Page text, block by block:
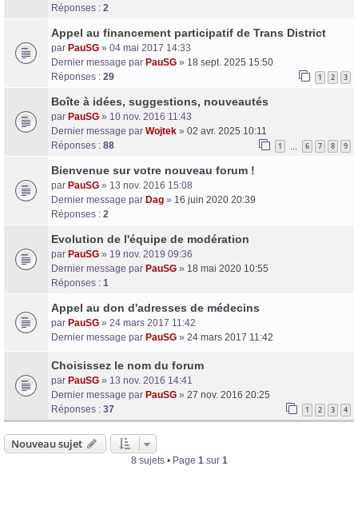
Réponses : 2
Appel au financement participatif de Trans District
par PauSG » 04 mai 2017 14:33
Dernier message par PauSG » 18 sept. 2025 15:50
Réponses : 29 1 2 3
Boîte à idées, suggestions, nouveautés
par PauSG » 10 nov. 2016 11:43
Dernier message par Wojtek » 02 avr. 2025 10:11
Réponses : 88 1 6 7 8 9
Bienvenue sur votre nouveau forum !
par PauSG » 13 nov. 2016 15:08
Dernier message par Dag » 16 juin 2020 20:39
Réponses : 2
Evolution de l'équipe de modération
par PauSG » 19 nov. 2019 09:36
Dernier message par PauSG » 18 mai 2020 10:55
Réponses : 1
Appel au don d'adresses de médecins
par PauSG » 24 mars 2017 11:42
Dernier message par PauSG » 24 mars 2017 11:42
Choisissez le nom du forum
par PauSG » 13 nov. 2016 14:41
Dernier message par PauSG » 27 nov. 2016 20:25
Réponses : 37 1 2 3 4
Nouveau sujet
8 sujets • Page 1sur 1